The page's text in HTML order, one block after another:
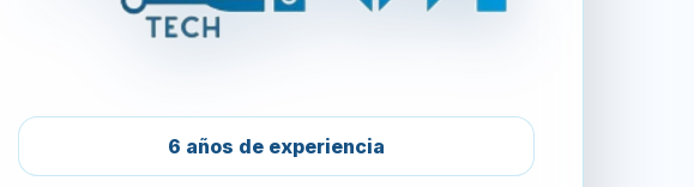
6 años de experiencia